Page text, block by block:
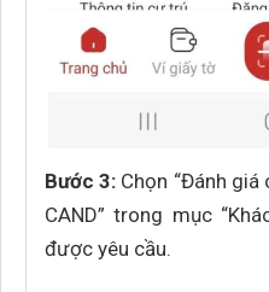
Bước 3: Chọn “Đánh
CAND” trong mục
được yêu cầu.